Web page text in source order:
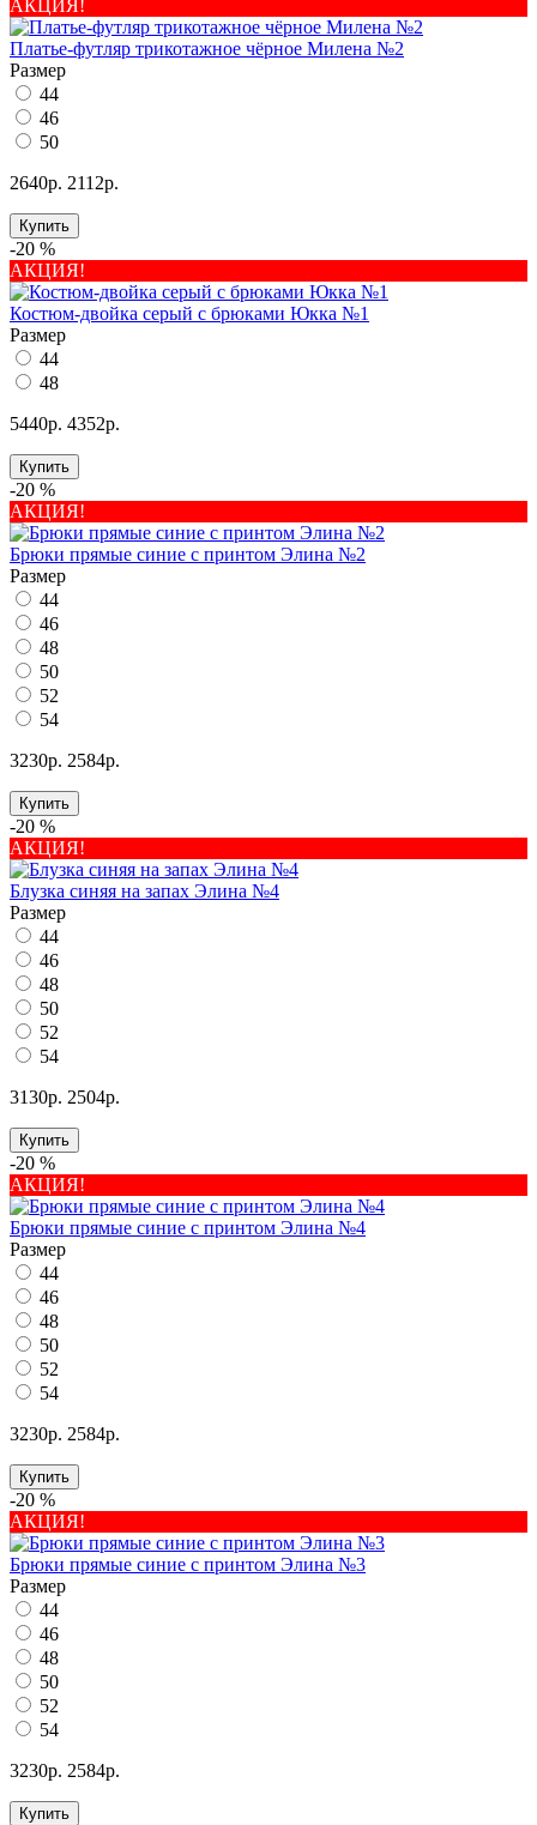
АКЦИЯ!
Платье-футляр трикотажное чёрное Милена №2
Размер
44
46
50
2640р. 2112р.
Купить
-20 %
АКЦИЯ!
Костюм-двойка серый с брюками Юкка №1
Размер
44
48
5440р. 4352р.
Купить
-20 %
АКЦИЯ!
Брюки прямые синие с принтом Элина №2
Размер
44
46
48
50
52
54
3230р. 2584р.
Купить
-20 %
АКЦИЯ!
Блузка синяя на запах Элина №4
Размер
44
46
48
50
52
54
3130р. 2504р.
Купить
-20 %
АКЦИЯ!
Брюки прямые синие с принтом Элина №4
Размер
44
46
48
50
52
54
3230р. 2584р.
Купить
-20 %
АКЦИЯ!
Брюки прямые синие с принтом Элина №3
Размер
44
46
48
50
52
54
3230р. 2584р.
Купить